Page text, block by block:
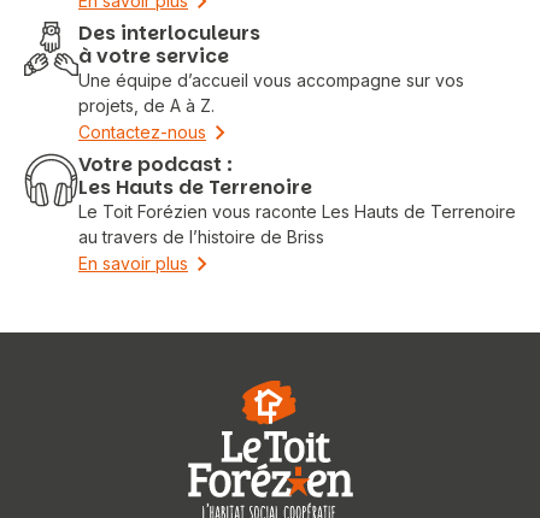
Des interloculeurs
à votre service
Une équipe d’accueil vous accompagne sur vos
projets, de A à Z.
Contactez-nous
Votre podcast :
Les Hauts de Terrenoire
Le Toit Forézien vous raconte Les Hauts de Terrenoire
au travers de l’histoire de Briss
En savoir plus